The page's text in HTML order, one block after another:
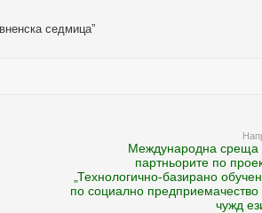
седмица”
Международна среща
партньорите по
„Технологично-базирано
по социално предприемачество
чужд